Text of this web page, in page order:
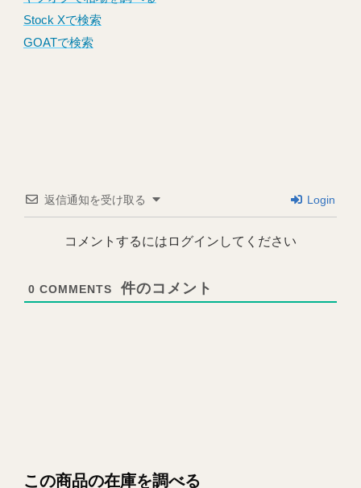
Stock Xで検索
GOATで検索
この商品の在庫を調べる
返信通知を受け取る Login
コメントするにはログインしてください
0 COMMENTS